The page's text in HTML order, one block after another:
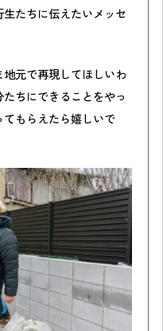
たちに伝えたいメッセ
地元で再現してほしいわ
ちにできることをやっ
もらえたら嬉しいで